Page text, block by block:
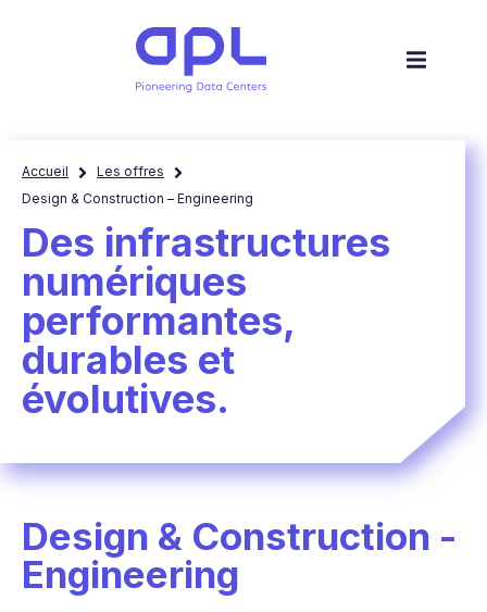
Accueil
Les offres
Design & Construction – Engineering
Des infrastructures
numériques
performantes,
durables et
évolutives.
Design & Construction -
Engineering